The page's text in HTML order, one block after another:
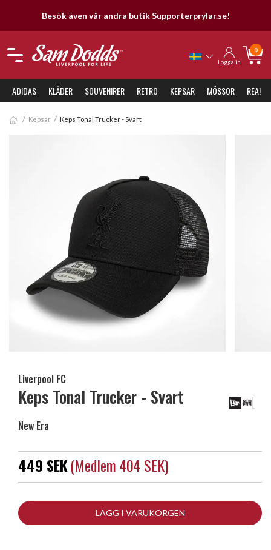
Besök även vår andra butik Supporterprylar.se!
Logga in
0
ADIDAS KLÄDER SOUVENIRER RETRO KEPSAR MÖSSOR REA!
Kepsar Keps Tonal Trucker - Svart
Liverpool FC
Keps Tonal Trucker - Svart
New Era
449 SEK(medlem 404 SEK)
LÄGG I VARUKORGEN